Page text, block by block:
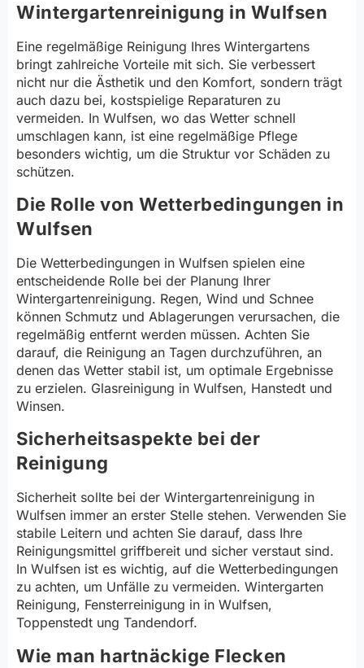
Wintergartenreinigung in Wulfsen
Eine regelmäßige Reinigung Ihres Wintergartens
bringt zahlreiche Vorteile mit sich. Sie verbessert
nicht nur die Ästhetik und den Komfort, sondern trägt
auch dazu bei, kostspielige Reparaturen zu
vermeiden. In Wulfsen, wo das Wetter schnell
umschlagen kann, ist eine regelmäßige Pflege
besonders wichtig, um die Struktur vor Schäden zu
schützen.
Die Rolle von Wetterbedingungen in
Wulfsen
Die Wetterbedingungen in Wulfsen spielen eine
entscheidende Rolle bei der Planung Ihrer
Wintergartenreinigung. Regen, Wind und Schnee
können Schmutz und Ablagerungen verursachen, die
regelmäßig entfernt werden müssen. Achten Sie
darauf, die Reinigung an Tagen durchzuführen, an
denen das Wetter stabil ist, um optimale Ergebnisse
zu erzielen. Glasreinigung in Wulfsen, Hanstedt und
Winsen.
Sicherheitsaspekte bei der
Reinigung
Sicherheit sollte bei der Wintergartenreinigung in
Wulfsen immer an erster Stelle stehen. Verwenden Sie
stabile Leitern und achten Sie darauf, dass Ihre
Reinigungsmittel griffbereit und sicher verstaut sind.
In Wulfsen ist es wichtig, auf die Wetterbedingungen
zu achten, um Unfälle zu vermeiden. Wintergarten
Reinigung, Fensterreinigung in in Wulfsen,
Toppenstedt ung Tandendorf.
Wie man hartnäckige Flecken